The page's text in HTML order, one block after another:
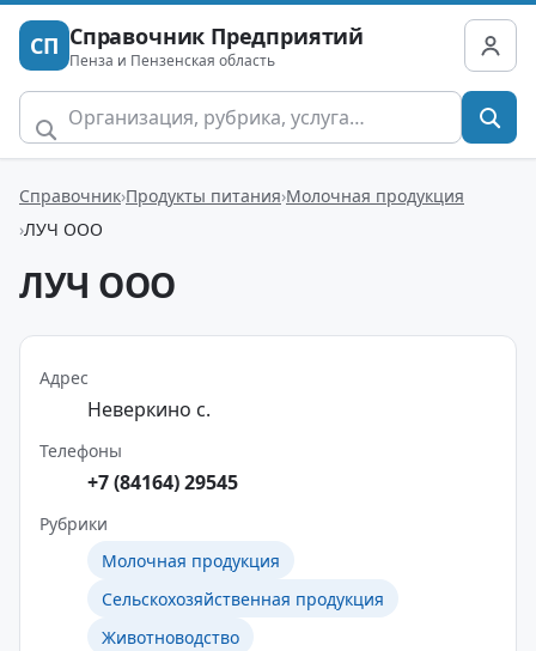
СП Справочник Предприятий
Пенза и Пензенская область
Справочник Продукты питания Молочная продукция
ЛУЧ ООО
ЛУЧ ООО
Адрес
Неверкино с.
Телефоны
+7 (84164) 29545
Рубрики
Молочная продукция
Сельскохозяйственная продукция
Животноводство